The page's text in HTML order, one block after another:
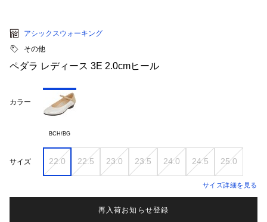
アシックスウォーキング
その他
ペダラ レディース 3E 2.0cmヒール
カラー
BCH/BG
サイズ 22.0 22.5 23.0 23.5 24.0 24.5 25.0
サイズ詳細を見る
再入荷お知らせ登録